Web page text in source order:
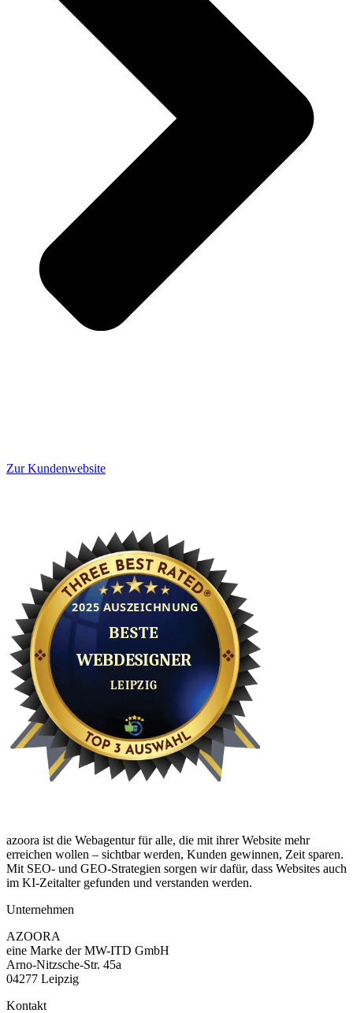
Zur Kundenwebsite
azoora ist die Webagentur für alle, die mit ihrer Website mehr
erreichen wollen – sichtbar werden, Kunden gewinnen, Zeit sparen.
Mit SEO- und GEO-Strategien sorgen wir dafür, dass Websites auch
im KI-Zeitalter gefunden und verstanden werden.
Unternehmen
AZOORA
eine Marke der MW-ITD GmbH
Arno-Nitzsche-Str. 45a
04277 Leipzig
Kontakt